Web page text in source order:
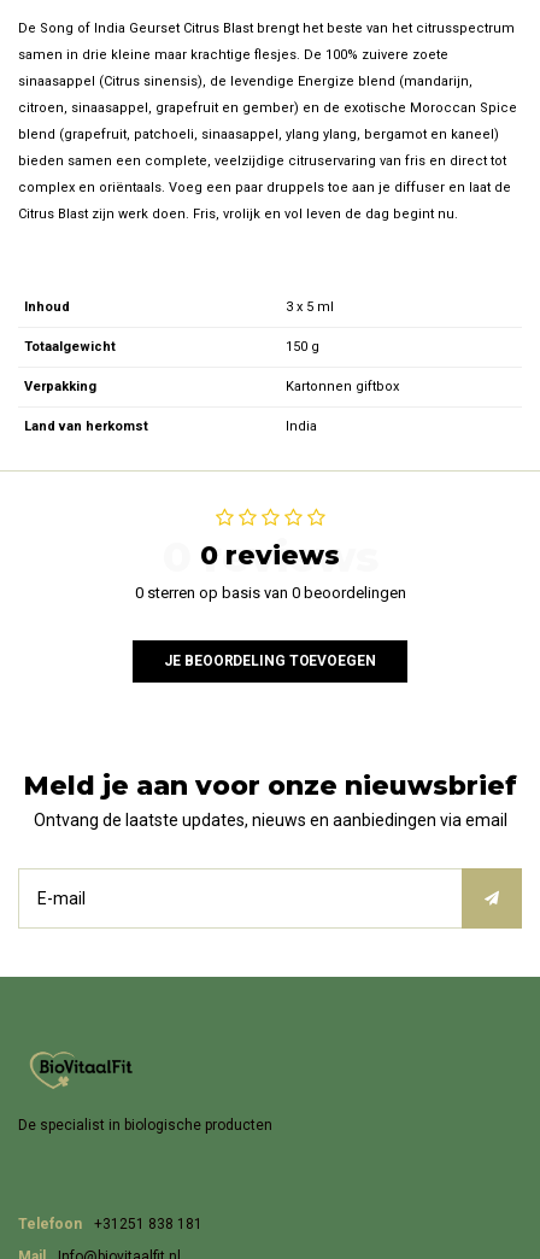
De Song of India Geurset Citrus Blast brengt het beste van het citrusspectrum
samen in drie kleine maar krachtige flesjes. De 100% zuivere zoete
sinaasappel (Citrus sinensis), de levendige Energize blend (mandarijn,
citroen, sinaasappel, grapefruit en gember) en de exotische Moroccan Spice
blend (grapefruit, patchoeli, sinaasappel, ylang ylang, bergamot en kaneel)
bieden samen een complete, veelzijdige citruservaring van fris en direct tot
complex en oriëntaals. Voeg een paar druppels toe aan je diffuser en laat de
Citrus Blast zijn werk doen. Fris, vrolijk en vol leven de dag begint nu.
Inhoud 3 x 5 ml
Totaalgewicht 150 g
Verpakking Kartonnen giftbox
Land van herkomst India
0 reviews
0 reviews
0 sterren op basis van 0 beoordelingen
JE BEOORDELING TOEVOEGEN
Meld je aan voor onze nieuwsbrief
Ontvang de laatste updates, nieuws en aanbiedingen via email
De specialist in biologische producten
Telefoon
+31251 838 181